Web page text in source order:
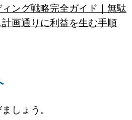
ィング戦略完全ガイド｜無駄
画通りに利益を生む手順
しょう。